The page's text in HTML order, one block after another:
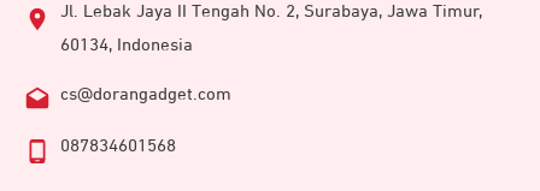
Jl. Lebak Jaya II Tengah No. 2, Surabaya, Jawa Timur,
60134, Indonesia
cs@dorangadget.com
087834601568